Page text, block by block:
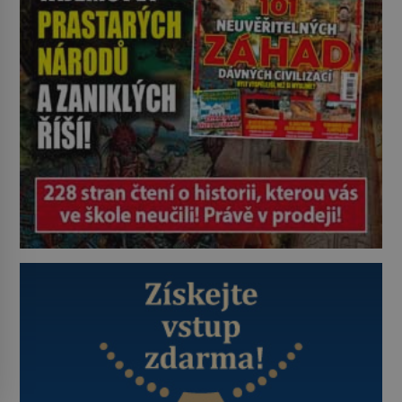
zastáncem stoicismu, učení, […]